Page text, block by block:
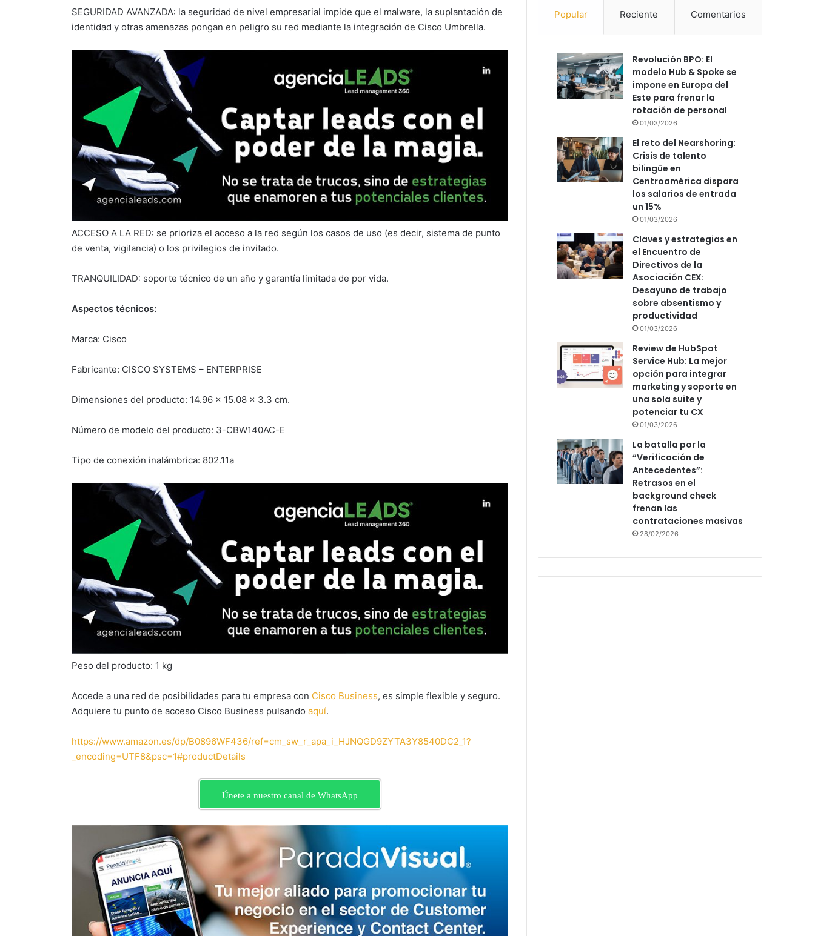
SEGURIDAD AVANZADA: la seguridad de nivel empresarial impide que el malware, la suplantación de
identidad y otras amenazas pongan en peligro su red mediante la integración de Cisco Umbrella.
ACCESO A LA RED: se prioriza el acceso a la red según los casos de uso (es decir, sistema de punto
de venta, vigilancia) o los privilegios de invitado.
TRANQUILIDAD: soporte técnico de un año y garantía limitada de por vida.
Aspectos técnicos:
Marca: ‎Cisco
Fabricante: ‎CISCO SYSTEMS – ENTERPRISE
Dimensiones del producto: ‎14.96 x 15.08 x 3.3 cm.
Número de modelo del producto: ‎3-CBW140AC-E
Tipo de conexión inalámbrica: ‎802.11a
Peso del producto: 1 kg
Accede a una red de posibilidades para tu empresa con Cisco Business, es simple flexible y seguro.
Adquiere tu punto de acceso Cisco Business pulsando aquí.
https://www.amazon.es/dp/B0896WF436/ref=cm_sw_r_apa_i_HJNQGD9ZYTA3Y8540DC2_1?
_encoding=UTF8&psc=1#productDetails
Únete a nuestro canal de WhatsApp
Popular Reciente Comentarios
Revolución BPO: El
modelo Hub & Spoke se
impone en Europa del
Este para frenar la
rotación de personal
01/03/2026
El reto del Nearshoring:
Crisis de talento
bilingüe en
Centroamérica dispara
los salarios de entrada
un 15%
01/03/2026
Claves y estrategias en
el Encuentro de
Directivos de la
Asociación CEX:
Desayuno de trabajo
sobre absentismo y
productividad
01/03/2026
Review de HubSpot
Service Hub: La mejor
opción para integrar
marketing y soporte en
una sola suite y
potenciar tu CX
01/03/2026
La batalla por la
“Verificación de
Antecedentes”:
Retrasos en el
background check
frenan las
contrataciones masivas
28/02/2026